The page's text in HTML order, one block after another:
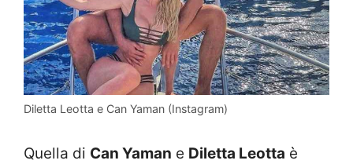
Diletta Leotta e Can Yaman (Instagram)
Quella di Can Yaman e Diletta Leotta è